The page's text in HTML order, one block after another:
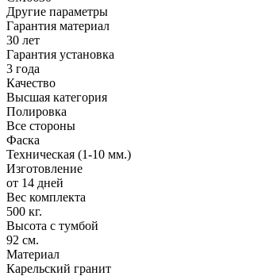
Другие параметры
Гарантия материал
30 лет
Гарантия установка
3 года
Качество
Высшая категория
Полировка
Все стороны
Фаска
Техническая (1-10 мм.)
Изготовление
от 14 дней
Вес комплекта
500 кг.
Высота с тумбой
92 см.
Материал
Карельский гранит